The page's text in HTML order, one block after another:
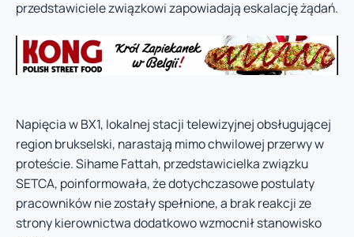
przedstawiciele związkowi zapowiadają eskalację żądań.
Napięcia w BX1, lokalnej stacji telewizyjnej obsługującej
region brukselski, narastają mimo chwilowej przerwy w
proteście. Sihame Fattah, przedstawicielka związku
SETCA, poinformowała, że dotychczasowe postulaty
pracowników nie zostały spełnione, a brak reakcji ze
strony kierownictwa dodatkowo wzmocnił stanowisko